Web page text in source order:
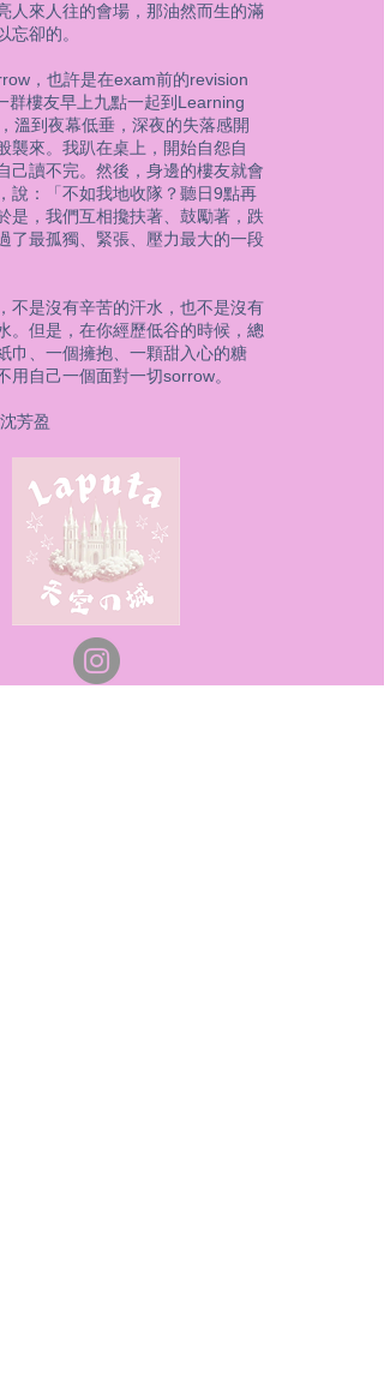
人來人往的會場，那油然而生的滿
忘卻的。
，也許是在exam前的revision
群樓友早上九點一起到Learning
溫到夜幕低垂，深夜的失落感開
襲來。我趴在桌上，開始自怨自
己讀不完。然後，身邊的樓友就會
說：「不如我地收隊？聽日9點再
是，我們互相攙扶著、鼓勵著，跌
了最孤獨、緊張、壓力最大的一段
不是沒有辛苦的汗水，也不是沒有
。但是，在你經歷低谷的時候，總
巾、一個擁抱、一顆甜入心的糖
用自己一個面對一切sorrow。
芳盈